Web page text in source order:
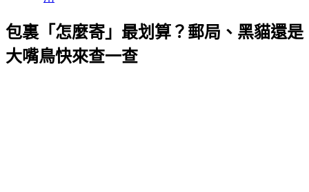
包裏「怎麼寄」最划算？郵局、黑貓還是
大嘴鳥快來查一查